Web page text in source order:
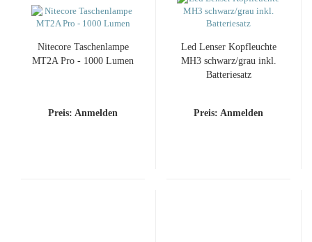
Nitecore Taschenlampe
MT2A Pro - 1000 Lumen
Preis: Anmelden
Led Lenser Kopfleuchte
MH3 schwarz/grau inkl.
Batteriesatz
Preis: Anmelden